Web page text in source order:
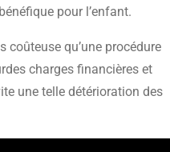
pour l’enfant.
coûteuse qu’une procédure
charges financières et
une telle détérioration des